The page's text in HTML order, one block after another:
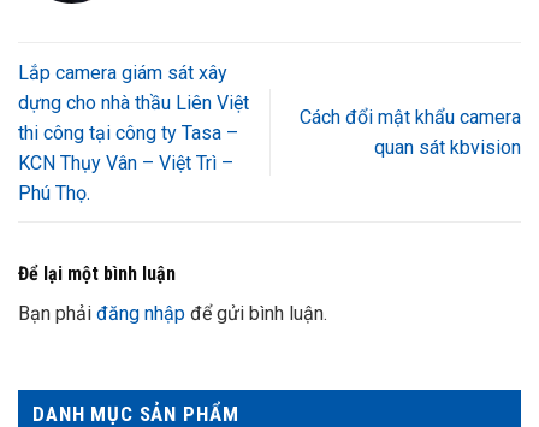
Lắp camera giám sát xây
dựng cho nhà thầu Liên Việt
thi công tại công ty Tasa –
KCN Thụy Vân – Việt Trì –
Phú Thọ.
Cách đổi mật khẩu camera
quan sát kbvision
Để lại một bình luận
Bạn phải đăng nhập để gửi bình luận.
DANH MỤC SẢN PHẨM